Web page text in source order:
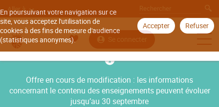
En poursuivant votre navigation sur ce
site, vous acceptez l'utilisation de
cookies à des fins de mesure d'audience
(statistiques anonymes).
Accepter Refuser
Aller à
Se connecter
Offre en cours de modification : les informations
concernant le contenu des enseignements peuvent évoluer
jusqu’au 30 septembre